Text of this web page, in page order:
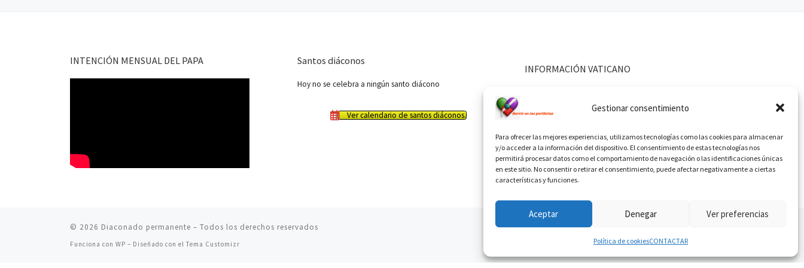
Gestionar consentimiento
Para ofrecer las mejores experiencias, utilizamos tecnologías como las cookies para almacenar
y/o acceder a la información del dispositivo. El consentimiento de estas tecnologías nos
permitirá procesar datos como el comportamiento de navegación o las identificaciones únicas
en este sitio. No consentir o retirar el consentimiento, puede afectar negativamente a ciertas
características y funciones.
Aceptar Denegar Ver preferencias
Política de cookiesCONTACTAR
INTENCIÓN MENSUAL DEL PAPA Santos diáconos
Hoy no se celebra a ningún santo diácono
Ver calendario de santos diáconos.
INFORMACIÓN VATICANO
© 2026 Diaconado permanente – Todos los derechos reservados
Funciona con WP – Diseñado con el Tema Customizr